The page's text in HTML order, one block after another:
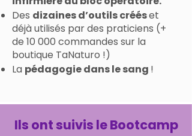
Des dizaines d’outils crééset
déjà utilisés par des praticiens (+
de 10 000 commandes sur la
boutique TaNaturo !)
La pédagogie dans le sang !
Ils ont suivis le Bootcamp